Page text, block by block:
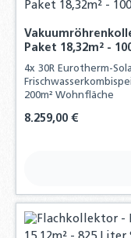
Paket 18,32m² -
4x 30R Eurotherm-
200m² Wohnfläche
Regulärer Preis:
8.259,00 €